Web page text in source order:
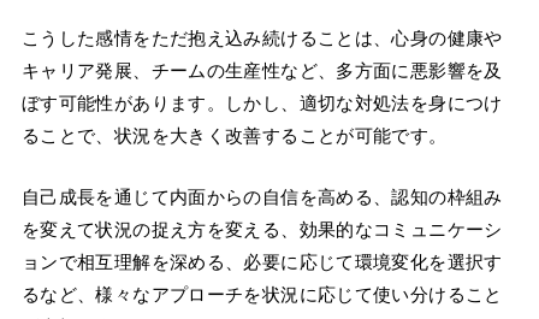
こうした感情をただ抱え込み続けることは、心身の健康や
キャリア発展、チームの生産性など、多方面に悪影響を及
ぼす可能性があります。しかし、適切な対処法を身につけ
ることで、状況を大きく改善することが可能です。
自己成長を通じて内面からの自信を高める、認知の枠組み
を変えて状況の捉え方を変える、効果的なコミュニケーシ
ョンで相互理解を深める、必要に応じて環境変化を選択す
るなど、様々なアプローチを状況に応じて使い分けること